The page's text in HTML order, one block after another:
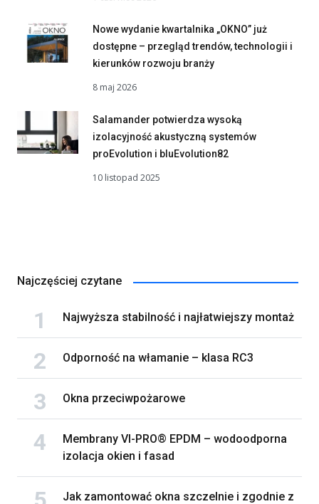
Nowe wydanie kwartalnika „OKNO” już
dostępne – przegląd trendów, technologii i
kierunków rozwoju branży
8 maj 2026
Salamander potwierdza wysoką
izolacyjność akustyczną systemów
proEvolution i bluEvolution82
10 listopad 2025
Najczęściej czytane
Najwyższa stabilność i najłatwiejszy montaż
Odporność na włamanie – klasa RC3
Okna przeciwpożarowe
Membrany VI-PRO® EPDM – wodoodporna
izolacja okien i fasad
Jak zamontować okna szczelnie i zgodnie z